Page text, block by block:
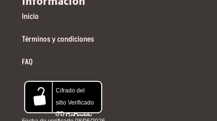
Inicio
Términos y condiciones
FAQ